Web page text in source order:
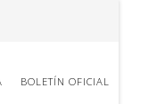
BOLETÍN OFICIAL